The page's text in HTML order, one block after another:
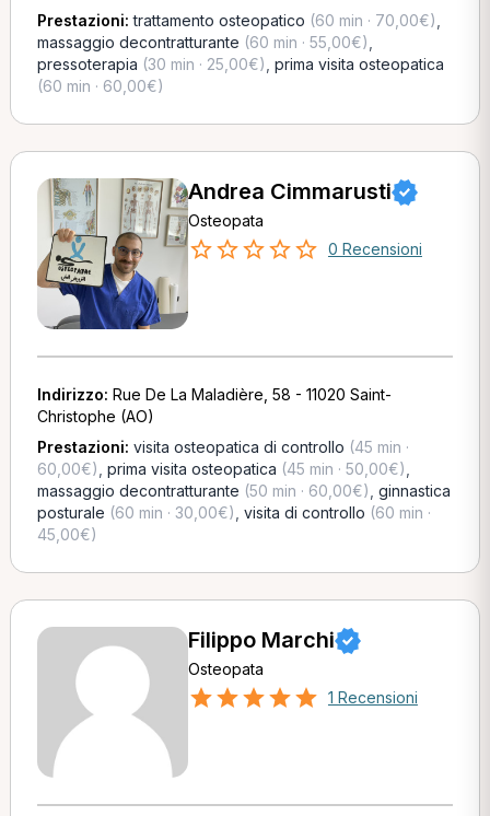
Prestazioni:trattamento osteopatico (60 min · 70,00€)
massaggio decontratturante (60 min · 55,00€)
pressoterapia (30 min · 25,00€) prima visita osteopatica
(60 min · 60,00€)
Andrea Cimmarusti
Osteopata
0 Recensioni
Indirizzo: Rue De La Maladière, 58 - 11020 Saint-
Christophe (AO)
Prestazioni: visita osteopatica di controllo (45 min ·
60,00€) prima visita osteopatica (45 min · 50,00€)
massaggio decontratturante (50 min · 60,00€) ginnastica
posturale (60 min · 30,00€) visita di controllo (60 min ·
45,00€)
Filippo Marchi
Osteopata
1 Recensioni